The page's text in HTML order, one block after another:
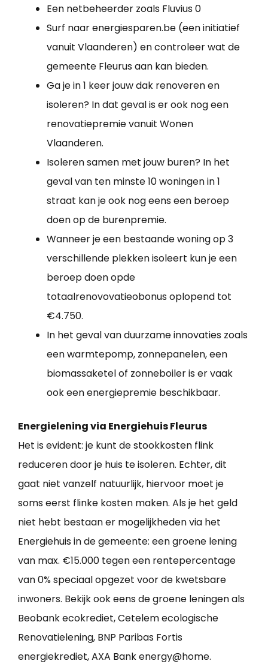
Een netbeheerder zoals Fluvius 0
Surf naar energiesparen.be (een initiatief
vanuit Vlaanderen) en controleer wat de
gemeente Fleurus aan kan bieden.
Ga je in 1 keer jouw dak renoveren en
isoleren? In dat geval is er ook nog een
renovatiepremie vanuit Wonen
Vlaanderen.
Isoleren samen met jouw buren? In het
geval van ten minste 10 woningen in 1
straat kan je ook nog eens een beroep
doen op de burenpremie.
Wanneer je een bestaande woning op 3
verschillende plekken isoleert kun je een
beroep doen opde
totaalrenovovatieobonus oplopend tot
€4.750.
In het geval van duurzame innovaties zoals
een warmtepomp, zonnepanelen, een
biomassaketel of zonneboiler is er vaak
ook een energiepremie beschikbaar.
Energielening via Energiehuis Fleurus
Het is evident: je kunt de stookkosten flink
reduceren door je huis te isoleren. Echter, dit
gaat niet vanzelf natuurlijk, hiervoor moet je
soms eerst flinke kosten maken. Als je het geld
niet hebt bestaan er mogelijkheden via het
Energiehuis in de gemeente: een groene lening
van max. €15.000 tegen een rentepercentage
van 0% speciaal opgezet voor de kwetsbare
inwoners. Bekijk ook eens de groene leningen als
Beobank ecokrediet, Cetelem ecologische
Renovatielening, BNP Paribas Fortis
energiekrediet, AXA Bank energy@home.